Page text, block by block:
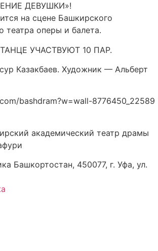
ДЕВУШКИ»!
на сцене Башкирского
театра оперы и балета.
УЧАСТВУЮТ 10 ПАР.
Казакбаев. Художник — Альберт
bashdram?w=wall-8776450_22589
академический театр драмы
Башкортостан, 450077, г. Уфа, ул.